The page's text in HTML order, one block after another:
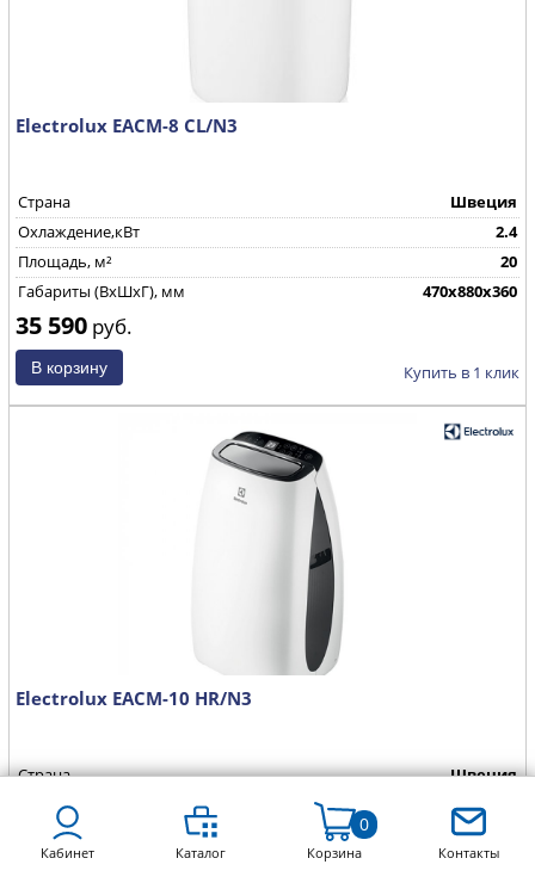
Electrolux EACM-8 CL/N3
Страна
Швеция
Охлаждение,кВт
2.4
Площадь, м²
20
Габариты (ВхШхГ), мм
470x880x360
35 590 руб.
Купить в 1 клик
Electrolux EACM-10 HR/N3
Страна
Швеция
Охлаждение,кВт
Обогрев, кВт
Площадь, м²
Кабинет Каталог Корзина
0
Контакты